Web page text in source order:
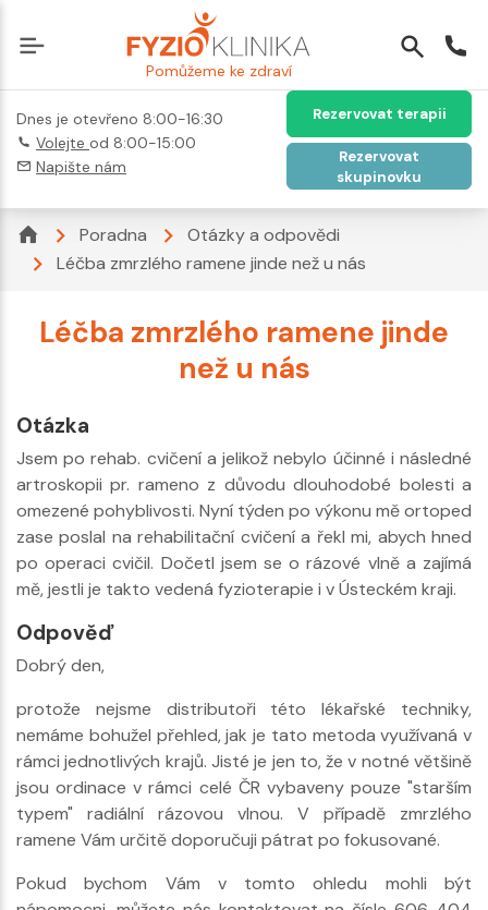
Pomůžeme ke zdraví
Dnes je otevřeno 8:00-16:30
Volejte od 8:00-15:00
Napište nám
Rezervovat terapii
Rezervovat
skupinovku
Poradna
Otázky a odpovědi
Léčba zmrzlého ramene jinde než u nás
Léčba zmrzlého ramene jinde
než u nás
Otázka
Jsem po rehab. cvičení a jelikož nebylo účinné i následné
artroskopii pr. rameno z důvodu dlouhodobé bolesti a
omezené pohyblivosti. Nyní týden po výkonu mě ortoped
zase poslal na rehabilitační cvičení a řekl mi, abych hned
po operaci cvičil. Dočetl jsem se o rázové vlně a zajímá
mě, jestli je takto vedená fyzioterapie i v Ústeckém kraji.
Odpověď
Dobrý den,
protože nejsme distributoři této lékařské techniky,
nemáme bohužel přehled, jak je tato metoda využívaná v
rámci jednotlivých krajů. Jisté je jen to, že v notné většině
jsou ordinace v rámci celé ČR vybaveny pouze "starším
typem" radiální rázovou vlnou. V případě zmrzlého
ramene Vám určitě doporučuji pátrat po fokusované.
Pokud bychom Vám v tomto ohledu mohli být